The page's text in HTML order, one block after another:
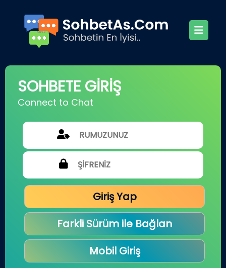
SOHBETE GİRİŞ
Connect to Chat
Giriş Yap
Farkli Sürüm ile Bağlan
Mobil Giriş